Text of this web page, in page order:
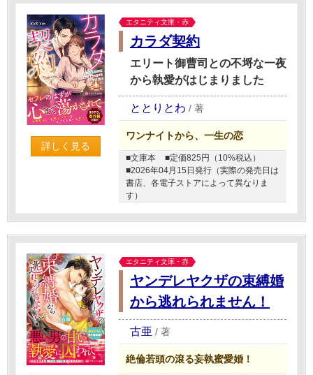
詳しく見る
エタニティ文庫・赤
カラダ契約
エリート御曹司との不埒な一夜
から執愛がはじまりました
ととりとわ / 著
ワンナイトから、一生の恋
■文庫本
■定価825円（10%税込）
■2026年04月15日発行（実際の発売日は
書店、各電子ストアによって異なりま
す）
エタニティ文庫・赤
ヤンデレヤクザの束縛婚
から逃れられません！
古亜 / 著
絶倫若頭の滾る妄執蜜愛婚！